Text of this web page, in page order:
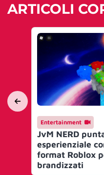
ARTICOLI
Entertainment
JvM NERD
esperienziale
format Roblox
brandizzati